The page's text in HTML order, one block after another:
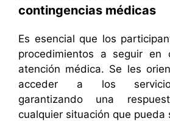
contingencias médicas
Es esencial que los
procedimientos a seguir en
atención médica. Se les
acceder a los
garantizando una
cualquier situación que pueda